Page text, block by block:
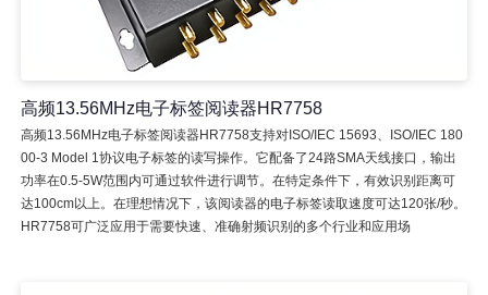
高频13.56MHz电子标签阅读器HR7758
高频13.56MHz电子标签阅读器HR7758支持对ISO/IEC 15693、ISO/IEC 180
00-3 Model 1协议电子标签的读写操作。它配备了24路SMA天线接口，输出
功率在0.5-5W范围内可通过软件进行调节。在特定条件下，有效识别距离可
达100cm以上。在理想情况下，该阅读器的电子标签读取速度可达120张/秒。
HR7758可广泛应用于需要快速、准确射频识别的多个行业和应用场